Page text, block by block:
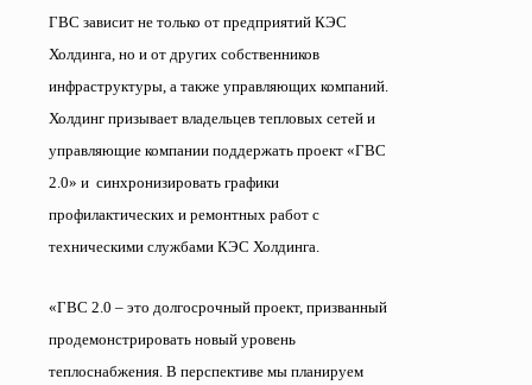
ГВС зависит не только от предприятий КЭС
Холдинга, но и от других собственников
инфраструктуры, а также управляющих компаний.
Холдинг призывает владельцев тепловых сетей и
управляющие компании поддержать проект «ГВС
2.0» и синхронизировать графики
профилактических и ремонтных работ с
техническими службами КЭС Холдинга.
«ГВС 2.0 – это долгосрочный проект, призванный
продемонстрировать новый уровень
теплоснабжения. В перспективе мы планируем